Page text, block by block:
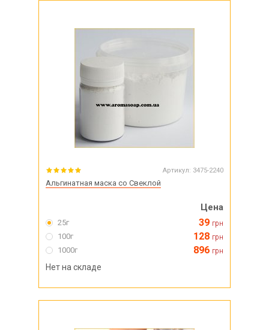
Артикул: 3475-2240
Альгинатная маска со Свеклой
Цена
25г 39 грн
100г 128 грн
1000г 896 грн
Нет на складе